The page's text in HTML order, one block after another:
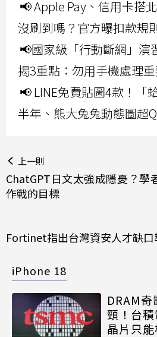
📢 Apple Pay、信用卡搭
沒刷到嗎？官方曝扣款規
📢國家級「行動斷網」演
揭3重點：勿用手機處理
📢 LINE免費貼圖4款！「
半年、熊大兔兔動態圖超Q
上一則
ChatGPT日文太強成隱憂？學
作戰的目標
Fortinet指出台灣資安人才缺口
iPhone 18
DRAM
頸！台
晶片只